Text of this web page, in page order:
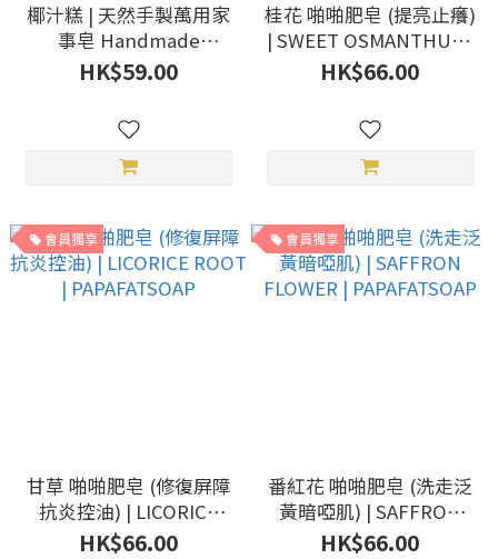
椰汁糕 | 天然手製萬用家
事皂 Handmade
Household Soap |
mommy.A+b
HK$59.00
桂花 啪啪肥皂 (提亮止癢)
| SWEET OSMANTHUS |
PAPAFATSOAP
HK$66.00
會員獨享
甘草 啪啪肥皂 (修復屏障
抗炎控油) | LICORICE
ROOT | PAPAFATSOAP
HK$66.00
會員獨享
番紅花 啪啪肥皂 (洗走泛
黃暗啞肌) | SAFFRON
FLOWER | PAPAFATSOAP
HK$66.00